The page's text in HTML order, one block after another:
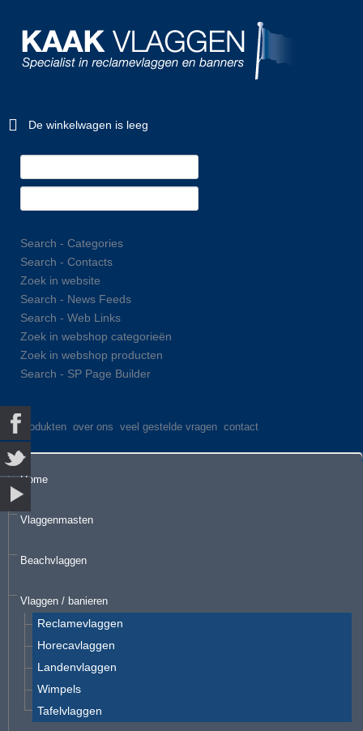
De winkelwagen is leeg
Search - Categories
Search - Contacts
Zoek in website
Search - News Feeds
Search - Web Links
Zoek in webshop categorieën
Zoek in webshop producten
Search - SP Page Builder
produkten over ons veel gestelde vragen contact
Home
Vlaggenmasten
Beachvlaggen
Vlaggen / banieren
Reclamevlaggen
Horecavlaggen
Landenvlaggen
Wimpels
Tafelvlaggen